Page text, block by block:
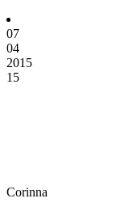
07
04
2015
15
Corinna